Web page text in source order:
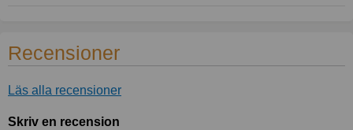
Recensioner
Läs alla recensioner
Skriv en recension